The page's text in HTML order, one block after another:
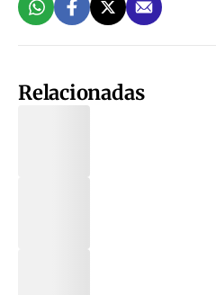
Relacionadas